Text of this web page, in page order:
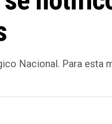
Nacional. Para esta